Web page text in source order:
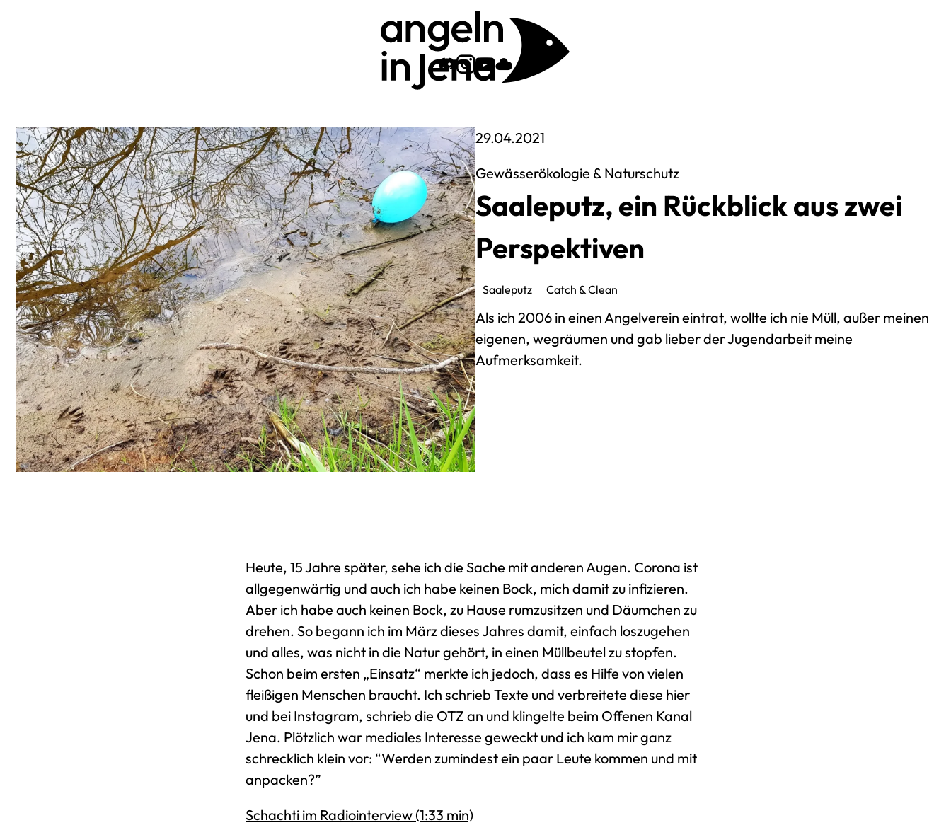
Zum Angeln-In-Jena Discord Server
Zum Angeln-In-Jena Instagram
Zu unserem YouTube-Kanal
Zu unserer Cloud
29.04.2021
Gewässerökologie & Naturschutz
Saaleputz, ein Rückblick aus zwei
Perspektiven
Saaleputz Catch & Clean
Als ich 2006 in einen Angelverein eintrat, wollte ich nie Müll, außer meinen
eigenen, wegräumen und gab lieber der Jugendarbeit meine
Aufmerksamkeit.
Heute, 15 Jahre später, sehe ich die Sache mit anderen Augen. Corona ist
allgegenwärtig und auch ich habe keinen Bock, mich damit zu infizieren.
Aber ich habe auch keinen Bock, zu Hause rumzusitzen und Däumchen zu
drehen. So begann ich im März dieses Jahres damit, einfach loszugehen
und alles, was nicht in die Natur gehört, in einen Müllbeutel zu stopfen.
Schon beim ersten „Einsatz“ merkte ich jedoch, dass es Hilfe von vielen
fleißigen Menschen braucht. Ich schrieb Texte und verbreitete diese hier
und bei Instagram, schrieb die OTZ an und klingelte beim Offenen Kanal
Jena. Plötzlich war mediales Interesse geweckt und ich kam mir ganz
schrecklich klein vor: “Werden zumindest ein paar Leute kommen und mit
anpacken?”
Schachti im Radiointerview (1:33 min)